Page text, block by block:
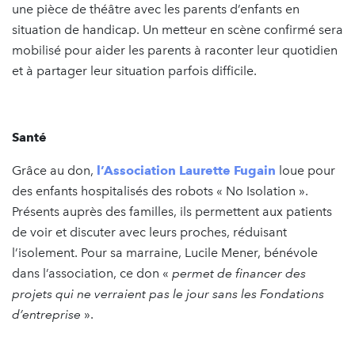
une pièce de théâtre avec les parents d’enfants en
situation de handicap. Un metteur en scène confirmé sera
mobilisé pour aider les parents à raconter leur quotidien
et à partager leur situation parfois difficile.
Santé
Grâce au don, l’Association Laurette Fugain loue pour
des enfants hospitalisés des robots « No Isolation ».
Présents auprès des familles, ils permettent aux patients
de voir et discuter avec leurs proches, réduisant
l’isolement. Pour sa marraine, Lucile Mener, bénévole
dans l’association, ce don « permet de financer des
projets qui ne verraient pas le jour sans les Fondations
d’entreprise ».